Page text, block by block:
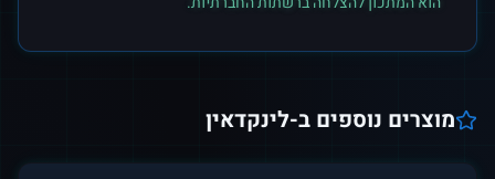
מוצרים נוספים ב-לינקדאין